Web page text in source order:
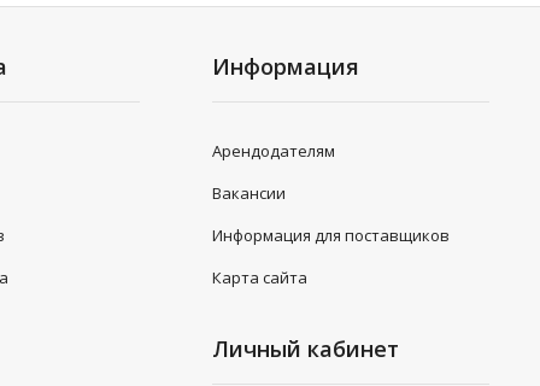
Информация
Арендодателям
Вакансии
Информация для поставщиков
Карта сайта
Личный кабинет